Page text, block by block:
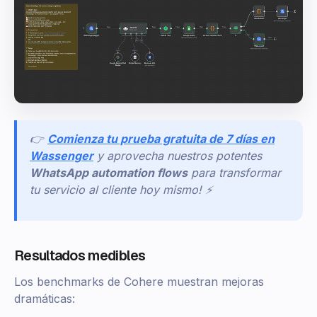
👉 Comienza tu prueba gratuita de 7 días en
Wassenger y aprovecha nuestros potentes
WhatsApp automation flows para transformar
tu servicio al cliente hoy mismo! ⚡
Resultados medibles
Los benchmarks de Cohere muestran mejoras
dramáticas: